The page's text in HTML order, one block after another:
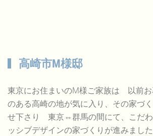
高崎市M様邸
東京にお住まいのM様ご家族は 以前お
のある高崎の地が気に入り、その家づ
せ下さり 東京⇔群馬の間にて、こだ
ッシブデザインの家づくりが進みました